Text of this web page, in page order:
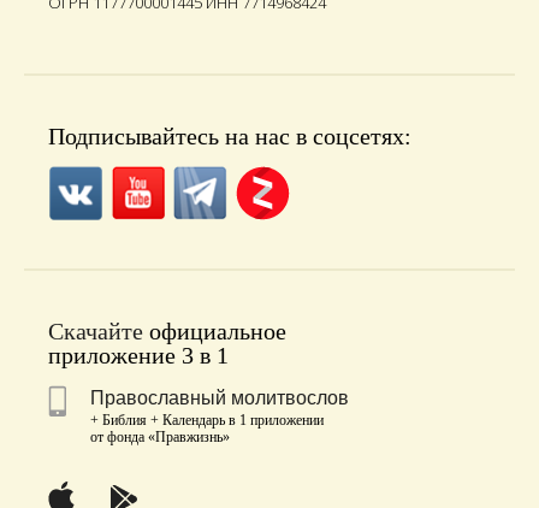
Подписывайтесь на нас в соцсетях:
Скачайте официальное
приложение 3 в 1
Православный молитвослов
+ Библия + Календарь в 1 приложении
от фонда «Правжизнь»